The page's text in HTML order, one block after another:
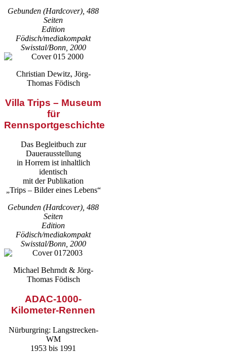
Gebunden (Hardcover), 488
Seiten
Edition
Födisch/mediakompakt
Swisstal/Bonn, 2000
Christian Dewitz, Jörg-
Thomas Födisch
Villa Trips – Museum
für
Rennsportgeschichte
Das Begleitbuch zur
Dauerausstellung
in Horrem ist inhaltlich
identisch
mit der Publikation
„Trips – Bilder eines Lebens“
Gebunden (Hardcover), 488
Seiten
Edition
Födisch/mediakompakt
Swisstal/Bonn, 2000
Michael Behrndt & Jörg-
Thomas Födisch
ADAC-1000-
Kilometer-Rennen
Nürburgring: Langstrecken-
WM
1953 bis 1991